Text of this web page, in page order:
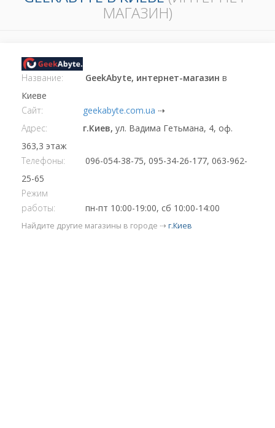
МАГАЗИН)
Название: GeekAbyte, интернет-магазин в
Киеве
Сайт:
geekabyte.com.ua ⇢
Адрес:
г.Киев, ул. Вадима Гетьмана, 4, оф.
363,3 этаж
Телефоны:
096-054-38-75, 095-34-26-177, 063-962-
25-65
Режим
работы:
пн-пт 10:00-19:00, сб 10:00-14:00
Найдите другие магазины в городе ⇢ г.Киев